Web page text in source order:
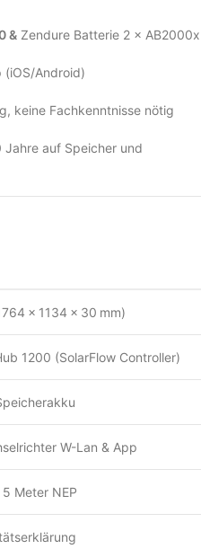
& Zendure Batterie 2 × AB2000x
(iOS/Android)
keine Fachkenntnisse nötig
Jahre auf Speicher und
× 1134 × 30 mm)
1200 (SolarFlow Controller)
W-Lan & App
Meter NEP